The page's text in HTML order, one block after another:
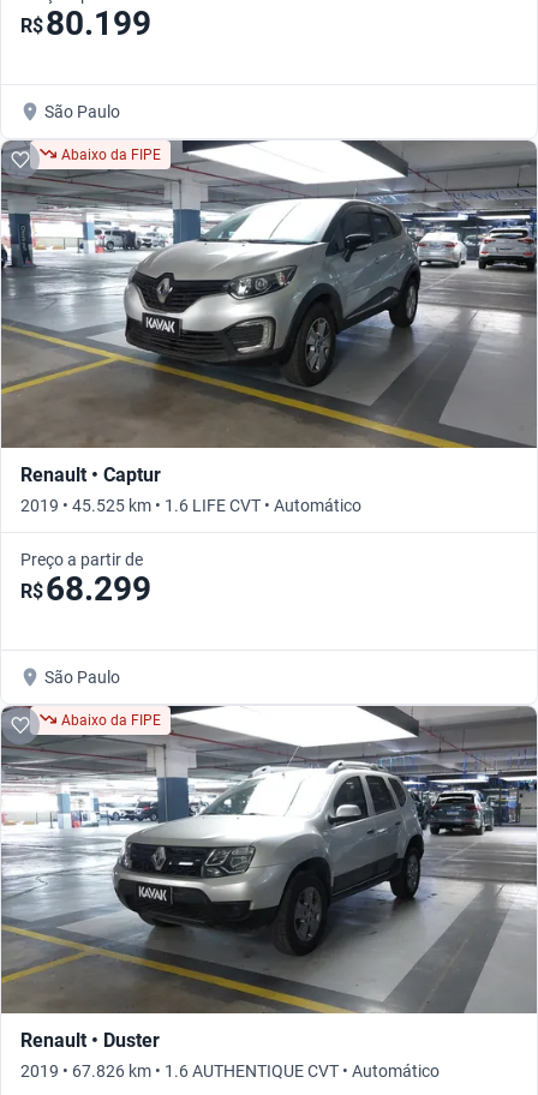
R$80.199
São Paulo
Abaixo da FIPE
Renault • Captur
2019 • 45.525 km • 1.6 LIFE CVT • Automático
Preço a partir de
R$68.299
São Paulo
Abaixo da FIPE
Renault • Duster
2019 • 67.826 km • 1.6 AUTHENTIQUE CVT • Automático